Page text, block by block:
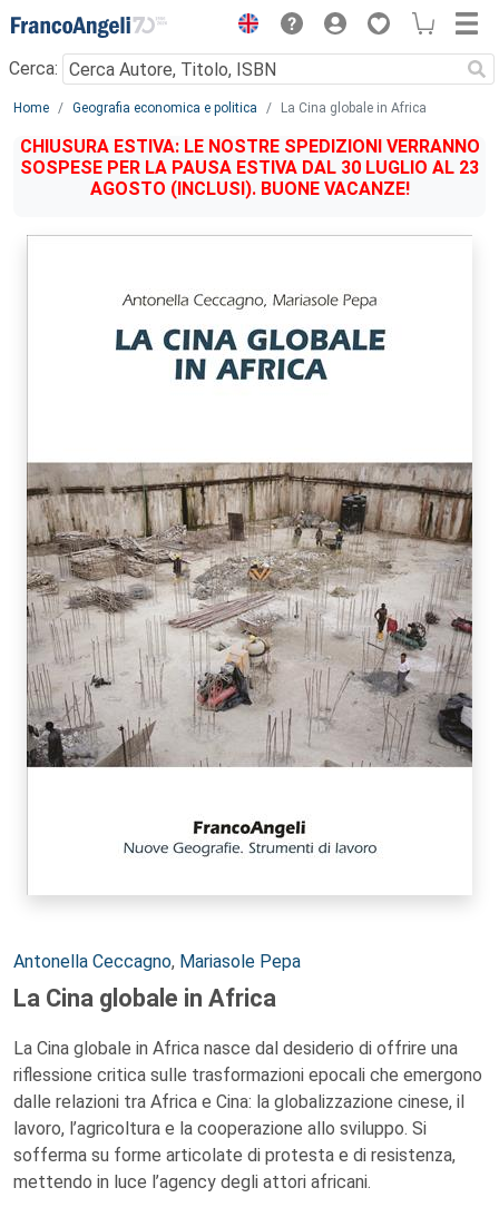
Menu
Cerca:
Main content
Home Geografia economica e politica La Cina globale in Africa
CHIUSURA ESTIVA: LE NOSTRE SPEDIZIONI VERRANNO
SOSPESE PER LA PAUSA ESTIVA DAL 30 LUGLIO AL 23
AGOSTO (INCLUSI). BUONE VACANZE!
Autori:
Antonella Ceccagno, Mariasole Pepa
La Cina globale in Africa
La Cina globale in Africa nasce dal desiderio di offrire una
riflessione critica sulle trasformazioni epocali che emergono
dalle relazioni tra Africa e Cina: la globalizzazione cinese, il
lavoro, l’agricoltura e la cooperazione allo sviluppo. Si
sofferma su forme articolate di protesta e di resistenza,
mettendo in luce l’agency degli attori africani.